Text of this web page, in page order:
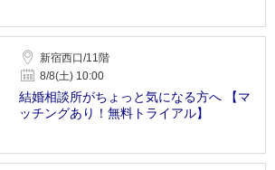
新宿西口/11階
8/8(土) 10:00
結婚相談所がちょっと気になる方へ 【マ
ッチングあり！無料トライアル】